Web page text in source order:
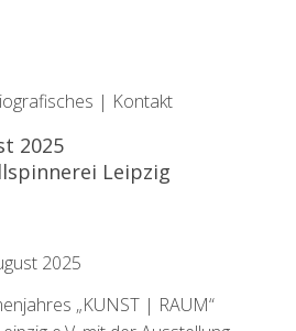
| Kontakt
2025
Leipzig
2025
„KUNST | RAUM“